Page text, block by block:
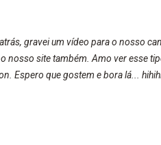
gravei um vídeo para o nosso
nosso site também. Amo ver esse
Espero que gostem e bora lá...